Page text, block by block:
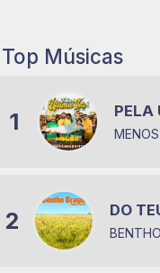
Top Músicas
1 PELA
2 DO